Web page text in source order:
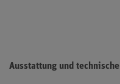
Ausstattung und